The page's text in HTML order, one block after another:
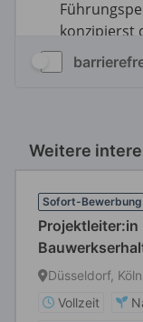
Weitere
Sofort-Bewerbung
Düsseldorf, Köln
Vollzeit